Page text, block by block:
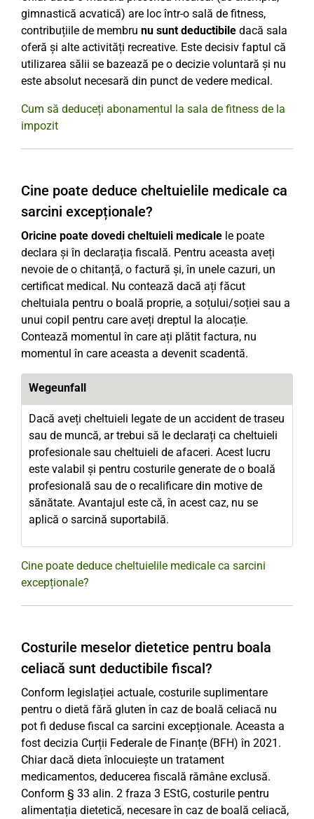
gimnastică acvatică) are loc într-o sală de fitness,
contribuțiile de membru nu sunt deductibile dacă sala
oferă și alte activități recreative. Este decisiv faptul că
utilizarea sălii se bazează pe o decizie voluntară și nu
este absolut necesară din punct de vedere medical.
Cum să deduceți abonamentul la sala de fitness de la
impozit
Cine poate deduce cheltuielile medicale ca
sarcini excepționale?
Oricine poate dovedi cheltuieli medicale le poate
declara și în declarația fiscală. Pentru aceasta aveți
nevoie de o chitanță, o factură și, în unele cazuri, un
certificat medical. Nu contează dacă ați făcut
cheltuiala pentru o boală proprie, a soțului/soției sau a
unui copil pentru care aveți dreptul la alocație.
Contează momentul în care ați plătit factura, nu
momentul în care aceasta a devenit scadentă.
Wegeunfall
Dacă aveți cheltuieli legate de un accident de traseu
sau de muncă, ar trebui să le declarați ca cheltuieli
profesionale sau cheltuieli de afaceri. Acest lucru
este valabil și pentru costurile generate de o boală
profesională sau de o recalificare din motive de
sănătate. Avantajul este că, în acest caz, nu se
aplică o sarcină suportabilă.
Cine poate deduce cheltuielile medicale ca sarcini
excepționale?
Costurile meselor dietetice pentru boala
celiacă sunt deductibile fiscal?
Conform legislației actuale, costurile suplimentare
pentru o dietă fără gluten în caz de boală celiacă nu
pot fi deduse fiscal ca sarcini excepționale. Aceasta a
fost decizia Curții Federale de Finanțe (BFH) în 2021.
Chiar dacă dieta înlocuiește un tratament
medicamentos, deducerea fiscală rămâne exclusă.
Conform § 33 alin. 2 fraza 3 EStG, costurile pentru
alimentația dietetică, necesare în caz de boală celiacă,